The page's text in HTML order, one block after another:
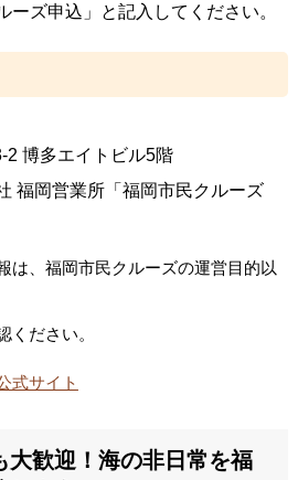
ーズ申込」と記入してください。
2 博多エイトビル5階
福岡営業所「福岡市民クルーズ
は、福岡市民クルーズの運営目的以
ください。
式サイト
大歓迎！海の非日常を福